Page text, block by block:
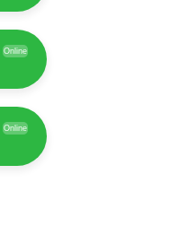
Online
Online